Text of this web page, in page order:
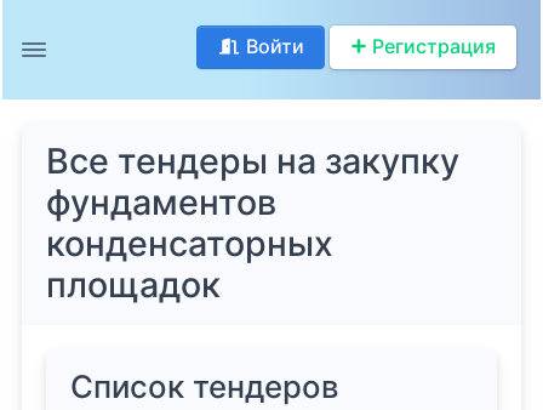
Войти Регистрация
Все тендеры на закупку
фундаментов
конденсаторных
площадок
Список тендеров